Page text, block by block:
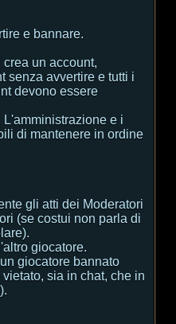
e bannare.
un account,
senza avvertire e tutti i
devono essere
L'amministrazione e i
di mantenere in ordine
gli atti dei Moderatori
(se costui non parla di
giocatore.
giocatore bannato
sia in chat, che in